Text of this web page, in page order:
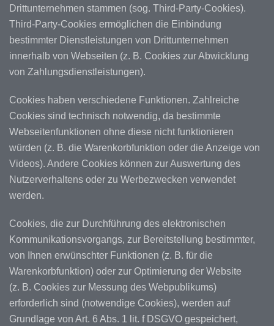
Drittunternehmen stammen (sog. Third-Party-Cookies).
Third-Party-Cookies ermöglichen die Einbindung
bestimmter Dienstleistungen von Drittunternehmen
innerhalb von Webseiten (z. B. Cookies zur Abwicklung
von Zahlungsdienstleistungen).
Cookies haben verschiedene Funktionen. Zahlreiche
Cookies sind technisch notwendig, da bestimmte
Webseitenfunktionen ohne diese nicht funktionieren
würden (z. B. die Warenkorbfunktion oder die Anzeige von
Videos). Andere Cookies können zur Auswertung des
Nutzerverhaltens oder zu Werbezwecken verwendet
werden.
Cookies, die zur Durchführung des elektronischen
Kommunikationsvorgangs, zur Bereitstellung bestimmter,
von Ihnen erwünschter Funktionen (z. B. für die
Warenkorbfunktion) oder zur Optimierung der Website
(z. B. Cookies zur Messung des Webpublikums)
erforderlich sind (notwendige Cookies), werden auf
Grundlage von Art. 6 Abs. 1 lit. f DSGVO gespeichert,